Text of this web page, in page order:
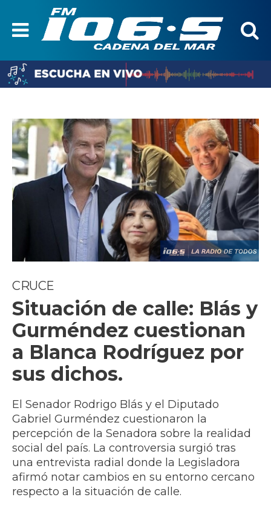
CRUCE
Situación de calle: Blás y
Gurméndez cuestionan
a Blanca Rodríguez por
sus dichos.
El Senador Rodrigo Blás y el Diputado
Gabriel Gurméndez cuestionaron la
percepción de la Senadora sobre la realidad
social del país. La controversia surgió tras
una entrevista radial donde la Legisladora
afirmó notar cambios en su entorno cercano
respecto a la situación de calle.